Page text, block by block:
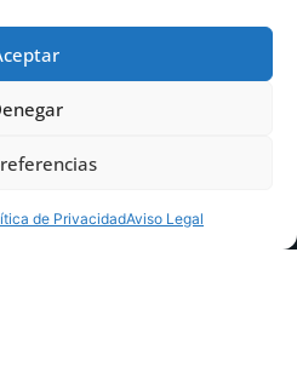
de PrivacidadAviso Legal